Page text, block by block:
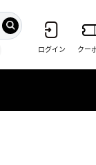
ログイン クー